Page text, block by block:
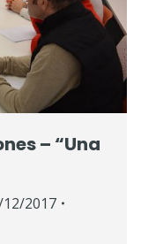
– “Una
12/2017